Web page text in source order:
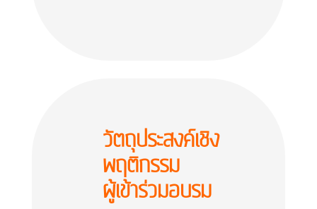
วัตถุประสงค์เชิง
พฤติกรรม
ผู้เข้าร่วมอบรม